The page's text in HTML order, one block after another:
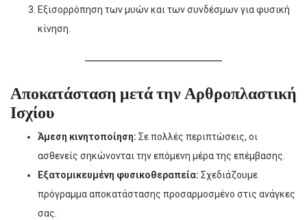
Εξισορρόπηση των μυών και των συνδέσμων για φυσική
κίνηση.
Αποκατάσταση μετά την Αρθροπλαστική
Ισχίου
Άμεση κινητοποίηση: Σε πολλές περιπτώσεις, οι
ασθενείς σηκώνονται την επόμενη μέρα της επέμβασης.
Εξατομικευμένη φυσικοθεραπεία: Σχεδιάζουμε
πρόγραμμα αποκατάστασης προσαρμοσμένο στις ανάγκες
σας.